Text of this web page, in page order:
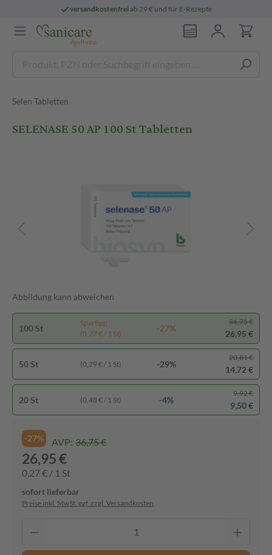
versandkostenfreiab 29 € und für E-Rezepte
Selen Tabletten
SELENASE 50 AP 100 St Tabletten
Abbildung kann abweichen
100 St
Spartipp
(0,27 € / 1 St)
-27%
36,75 €
26,95 €
50 St (0,29 € / 1 St) -29%
20,81 €
14,72 €
20 St (0,48 € / 1 St) -4%
9,92 €
9,50 €
-27% AVP: 36,75 €
26,95 €
0,27 € / 1 St
sofort lieferbar
Preise inkl. MwSt. ggf. zzgl. Versandkosten